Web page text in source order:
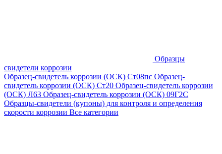
Образцы
свидетели коррозии
Образец-свидетель коррозии (ОСК) Ст08пс Образец-
свидетель коррозии (ОСК) Ст20 Образец-свидетель коррозии
(ОСК) Л63 Образец-свидетель коррозии (ОСК) 09Г2С
Образцы-свидетели (купоны) для контроля и определения
скорости коррозии Все категории